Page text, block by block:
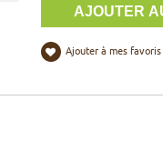
Ajouter à mes favoris